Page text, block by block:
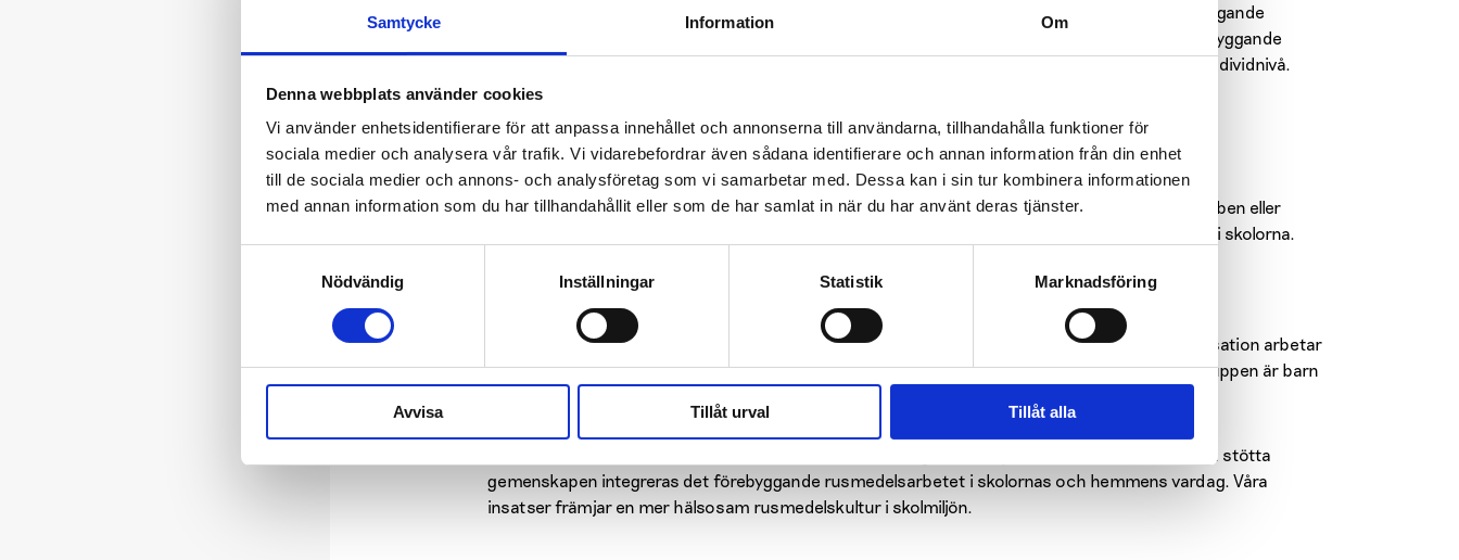
Samtycke Information Om
Denna webbplats använder cookies
Vi använder enhetsidentifierare för att anpassa innehållet och annonserna till användarna, tillhandahålla funktioner för
sociala medier och analysera vår trafik. Vi vidarebefordrar även sådana identifierare och annan information från din enhet
till de sociala medier och annons- och analysföretag som vi samarbetar med. Dessa kan i sin tur kombinera informationen
med annan information som du har tillhandahållit eller som de har samlat in när du har använt deras tjänster.
Nödvändig
Inställningar Statistik Marknadsföring
Avvisa Tillåt urval Tillåt alla
Verksamheten följer läroplanen och stöder ledningens och lärarnas arbete. Rusmedelsförebyggande
lektionerna, föräldrakvällarna och personalmöten kompletterar även elevvårdens arbete. Förebyggande
arbete är det mest effektiva sättet att motverka rusmedelsproblem, både på samhälls- och individnivå.
Hur?
Avtalet med EHYT kan ingås av olika aktörer: kommunen, staden, ungdomsarbetet, Lions-klubben eller
föräldraföreningen. Avtalsparten står för kostnaderna för det förebyggande rusmedelsarbete i skolorna.
personaltillfällen.
Målet är att förebygga rusmedelsanvändning och skador bland barn och unga. Som en organisation arbetar
vi helhetsmässigt med att stödja föräldraskapet och skolpersonalen i rusmedelsfrågor. Målgruppen är barn
I skolor och läroanstalter främjar vi både individens och gemenskapens välmående. Genom att stötta
gemenskapen integreras det förebyggande rusmedelsarbetet i skolornas och hemmens vardag. Våra
insatser främjar en mer hälsosam rusmedelskultur i skolmiljön.